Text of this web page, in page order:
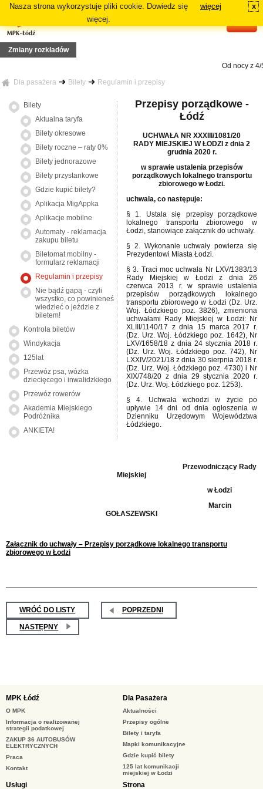
Nasza strona wykorzystuje pliki cookie. Dowiedz się
więcej.
więcej x
Dla pasażera Bilety Regulamin i przepisy
Bilety
Aktualna taryfa
Bilety okresowe
Bilety roczne – raty 0%
Bilety jednorazowe
Bilety przystankowe
Gdzie kupić bilety?
Aplikacja MigAppka
Aplikacje mobilne
Automaty - reklamacja
zakupu biletu
Biletomat mobilny -
formularz reklamacji
Regulamin i przepisy
Nie bądź gapą - czyli
wszystko, co powinieneś
wiedzieć o jeździe z
biletem!
Kontrola biletów
Windykacja
125lat
Przewóz psa, wózka
dziecięcego i inwalidzkiego
Przewóz rowerów
Akademia Miejskiego
Podróżnika
ANKIETA!
Zmiany rozkładów
Od nocy z
19 lipca 2026r. (niedziela), zmiana tras linii 73, 81A, 81B, N5A, N5B
12 lipca 2026r. (niedziela), zmiana tras linii 87A, 87B
linii 18 i 54A
podstawowej danej linii: 64A, 84A, 88B i 91A
29 czerwca 2026r. (poniedziałek), zmiana tras linii: 2, 3, 6, 7, 11
Przepisy porządkowe -
Łódź
UCHWAŁA NR XXXIII/1081/20
RADY MIEJSKIEJ W ŁODZI z dnia 2
grudnia 2020 r.
w sprawie ustalenia przepisów
porządkowych lokalnego transportu
zbiorowego w Łodzi.
uchwala, co następuje:
§ 1. Ustala się przepisy porządkowe
lokalnego transportu zbiorowego w
Łodzi, stanowiące załącznik do uchwały.
§ 2. Wykonanie uchwały powierza się
Prezydentowi Miasta Łodzi.
§ 3. Traci moc uchwała Nr LXV/1383/13
Rady Miejskiej w Łodzi z dnia 26
czerwca 2013 r. w sprawie ustalenia
przepisów porządkowych lokalnego
transportu zbiorowego w Łodzi (Dz. Urz.
Woj. Łódzkiego poz. 3826), zmieniona
uchwałami Rady Miejskiej w Łodzi: Nr
XLIII/1140/17 z dnia 15 marca 2017 r.
(Dz. Urz. Woj. Łódzkiego poz. 1642), Nr
LXV/1658/18 z dnia 24 stycznia 2018 r.
(Dz. Urz. Woj. Łódzkiego poz. 742), Nr
LXXIV/2021/18 z dnia 30 sierpnia 2018 r.
(Dz. Urz. Woj. Łódzkiego poz. 4730) i Nr
XIX/748/20 z dnia 29 stycznia 2020 r.
(Dz. Urz. Woj. Łódzkiego poz. 1253).
§ 4. Uchwała wchodzi w życie po
upływie 14 dni od dnia ogłoszenia w
Dzienniku Urzędowym Województwa
Łódzkiego.
Przewodniczący Rady
Miejskiej
w Łodzi
Marcin
GOŁASZEWSKI
Załącznik do uchwały – Przepisy porządkowe lokalnego transportu
zbiorowego w Łodzi
WRÓĆ DO LISTY POPRZEDNI
NASTĘPNY
MPK Łódź
O MPK
Informacja o realizowanej
strategii podatkowej
ZAKUP 36 AUTOBUSÓW
ELEKTRYCZNYCH
Praca
Kontakt
Dla Pasażera
Aktualności
Przepisy ogólne
Bilety i taryfa
Mapki komunikacyjne
Gdzie kupić bilety
125 lat komunikacji
miejskiej w Łodzi
Usługi Strona